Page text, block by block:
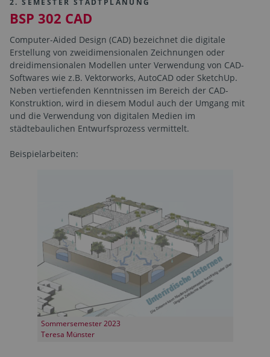
2. SEMESTER STADTPLANUNG
BSP 302 CAD
Computer-Aided Design (CAD) bezeichnet die digitale
Erstellung von zweidimensionalen Zeichnungen oder
dreidimensionalen Modellen unter Verwendung von CAD-
Softwares wie z.B. Vektorworks, AutoCAD oder SketchUp.
Neben vertiefenden Kenntnissen im Bereich der CAD-
Konstruktion, wird in diesem Modul auch der Umgang mit
und die Verwendung von digitalen Medien im
städtebaulichen Entwurfsprozess vermittelt.
Beispielarbeiten:
Sommersemester 2023
Teresa Münster